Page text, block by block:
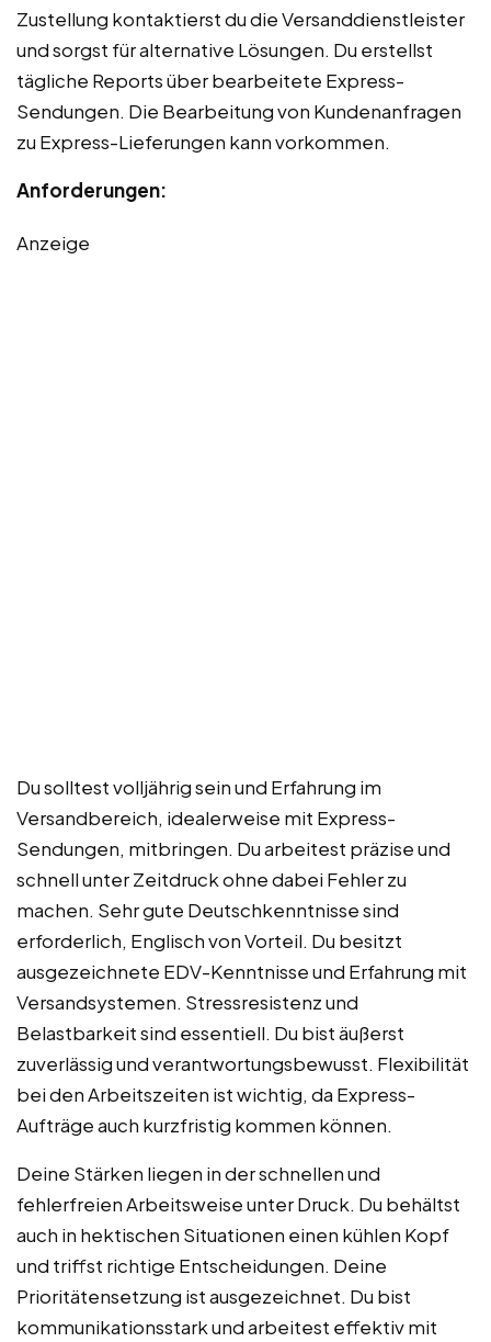
Zustellung kontaktierst du die Versanddienstleister
und sorgst für alternative Lösungen. Du erstellst
tägliche Reports über bearbeitete Express-
Sendungen. Die Bearbeitung von Kundenanfragen
zu Express-Lieferungen kann vorkommen.
Anforderungen:
Anzeige
Du solltest volljährig sein und Erfahrung im
Versandbereich, idealerweise mit Express-
Sendungen, mitbringen. Du arbeitest präzise und
schnell unter Zeitdruck ohne dabei Fehler zu
machen. Sehr gute Deutschkenntnisse sind
erforderlich, Englisch von Vorteil. Du besitzt
ausgezeichnete EDV-Kenntnisse und Erfahrung mit
Versandsystemen. Stressresistenz und
Belastbarkeit sind essentiell. Du bist äußerst
zuverlässig und verantwortungsbewusst. Flexibilität
bei den Arbeitszeiten ist wichtig, da Express-
Aufträge auch kurzfristig kommen können.
Deine Stärken liegen in der schnellen und
fehlerfreien Arbeitsweise unter Druck. Du behältst
auch in hektischen Situationen einen kühlen Kopf
und triffst richtige Entscheidungen. Deine
Prioritätensetzung ist ausgezeichnet. Du bist
kommunikationsstark und arbeitest effektiv mit